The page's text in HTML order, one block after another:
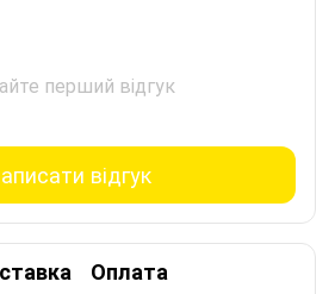
перший відгук
відгук
Оплата